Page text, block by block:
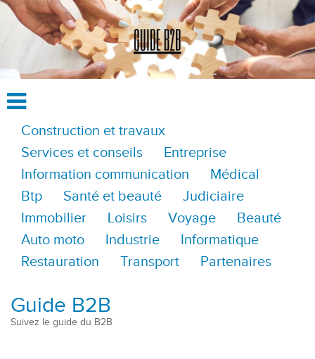
Construction et travaux
Services et conseils
Entreprise
Information communication
Médical
Btp
Santé et beauté
Judiciaire
Immobilier
Loisirs Voyage
Beauté
Auto moto
Industrie
Informatique
Restauration
Transport Partenaires
Guide B2B
Suivez le guide du B2B